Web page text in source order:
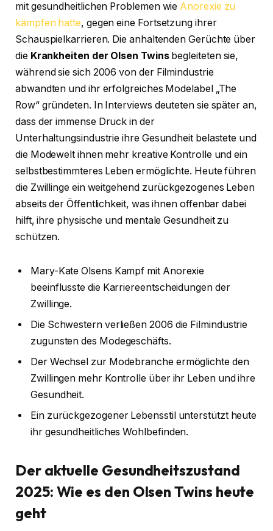
mit gesundheitlichen Problemen wie Anorexie zu
kämpfen hatte, gegen eine Fortsetzung ihrer
Schauspielkarrieren. Die anhaltenden Gerüchte über
die Krankheiten der Olsen Twinsbegleiteten sie,
während sie sich 2006 von der Filmindustrie
abwandten und ihr erfolgreiches Modelabel „The
Row“ gründeten. In Interviews deuteten sie später an,
dass der immense Druck in der
Unterhaltungsindustrie ihre Gesundheit belastete und
die Modewelt ihnen mehr kreative Kontrolle und ein
selbstbestimmteres Leben ermöglichte. Heute führen
die Zwillinge ein weitgehend zurückgezogenes Leben
abseits der Öffentlichkeit, was ihnen offenbar dabei
hilft, ihre physische und mentale Gesundheit zu
schützen.
Mary-Kate Olsens Kampf mit Anorexie
beeinflusste die Karriereentscheidungen der
Zwillinge.
Die Schwestern verließen 2006 die Filmindustrie
zugunsten des Modegeschäfts.
Der Wechsel zur Modebranche ermöglichte den
Zwillingen mehr Kontrolle über ihr Leben und ihre
Gesundheit.
Ein zurückgezogener Lebensstil unterstützt heute
ihr gesundheitliches Wohlbefinden.
Der aktuelle Gesundheitszustand
2025: Wie es den Olsen Twins heute
geht